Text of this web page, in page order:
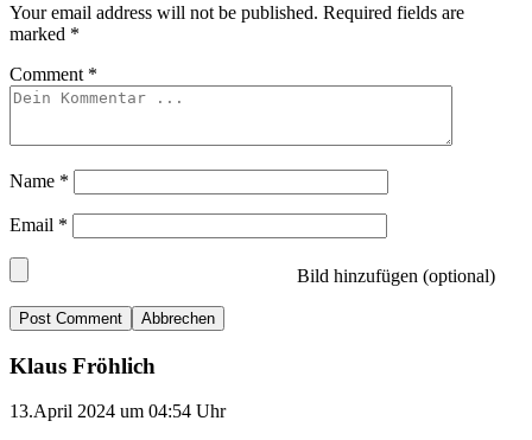
Your email address will not be published. Required fields are
marked *
Comment *
Name *
Email *
Bild hinzufügen (optional)
Abbrechen
Klaus Fröhlich
13.April 2024 um 04:54 Uhr